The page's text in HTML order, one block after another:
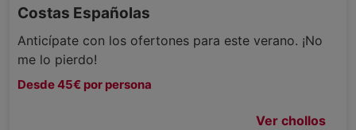
Costas Españolas
Anticípate con los ofertones para este verano. ¡No
me lo pierdo!
Desde 45€ por persona
Ver chollos